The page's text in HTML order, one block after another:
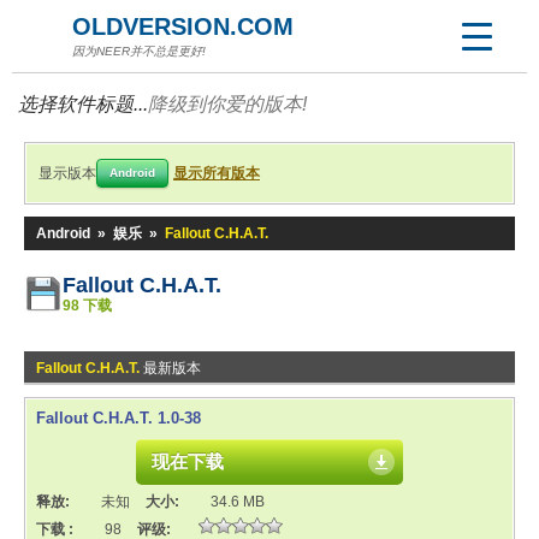
OLDVERSION.COM
因为NEER并不总是更好!
选择软件标题...降级到你爱的版本!
显示版本 Android 显示所有版本
Android » 娱乐 » Fallout C.H.A.T.
Fallout C.H.A.T.
98 下载
Fallout C.H.A.T. 最新版本
Fallout C.H.A.T. 1.0-38
现在下载
释放: 未知 大小:
34.6 MB
下载 :
98 评级: